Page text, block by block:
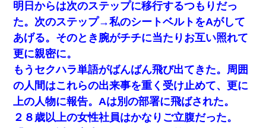
妻と同居し始めたときから、よく妻が「どこかで音漏れし
てない？音楽聞こえる」と言っていて…
わい(42)渋谷の夜のサービスで19の女の子にゴックンさせ
た結果ｗｗｗｗｗｗｗｗ
この母親は娘の黒歴史を掘り出さないと死ぬんか？ 死ぬ
んか？
明日からは次のステップに移行するつもりだっ
た。次のステップ→私のシートベルトをAがして
あげる。そのとき腕がチチに当たりお互い照れて
更に親密に。
もうセクハラ単語がばんばん飛び出てきた。周囲
の人間はこれらの出来事を重く受け止めて、更に
上の人物に報告。Aは別の部署に飛ばされた。
２８歳以上の女性社員はかなりご立腹だった。